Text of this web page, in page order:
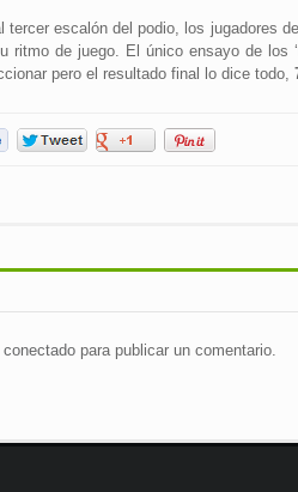
tercer escalón del podio, los jugadores
ritmo de juego. El único ensayo de los
pero el resultado final lo dice todo,
conectadopara publicar un comentario.